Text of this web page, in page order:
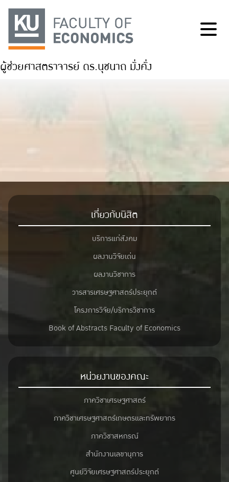
ผู้ช่วยศาสตราจารย์ ดร.นุชนาถ มั่งคั่ง
เกี่ยวกับนิสิต
บริการแก่สังคม
ผลงานวิจัยเด่น
ผลงานวิชาการ
วารสารเศรษฐศาสตร์ประยุกต์
โครงการวิจัย/บริการวิชาการ
Book of Abstracts Faculty of Economics
หน่วยงานของคณะ
ภาควิชาเศรษฐศาสตร์
ภาควิชาเศรษฐศาสตร์เกษตรและทรัพยากร
ภาควิชาสหกรณ์
สำนักงานเลขานุการ
ศูนย์วิจัยเศรษฐศาสตร์ประยุกต์